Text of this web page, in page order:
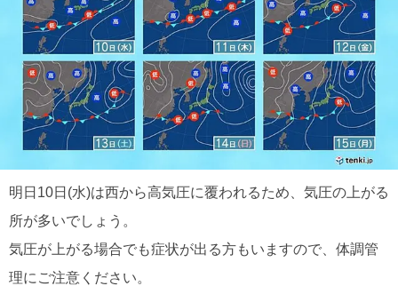
明日10日(水)は西から高気圧に覆われるため、気圧の上がる
所が多いでしょう。
気圧が上がる場合でも症状が出る方もいますので、体調管
理にご注意ください。